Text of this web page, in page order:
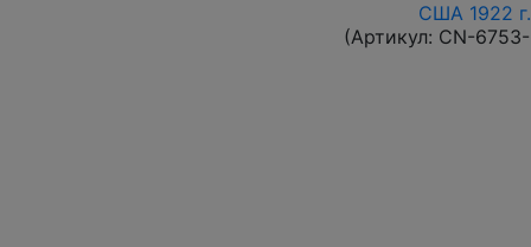
США 1922
(Артикул: CN-